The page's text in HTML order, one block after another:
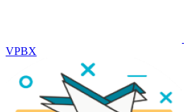
VPBX